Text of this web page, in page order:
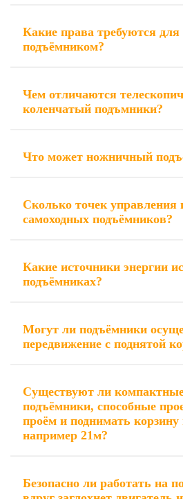
Какие права требуются для
подъёмником?
Чем отличаются
коленчатый подъмники?
Что может ножничный
Сколько точек управления
самоходных подъёмников?
Какие источники энергии
подъёмниках?
Могут ли подъёмники
передвижение с поднятой
Существуют ли
подъёмники, способные
проём и поднимать
например 21м?
Безопасно ли работать на